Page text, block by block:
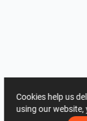
Cookies help us
using our website,